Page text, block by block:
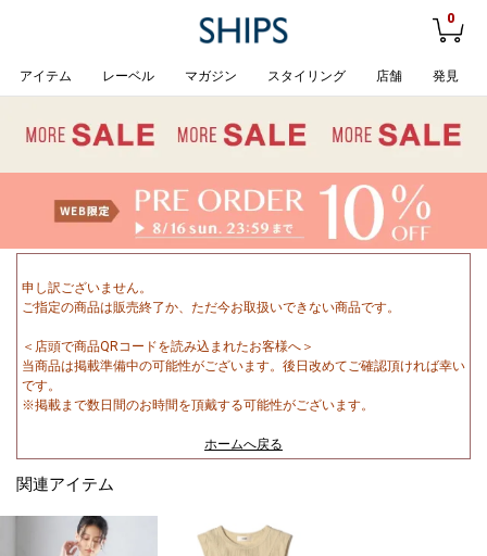
0
アイテム レーベル マガジン スタイリング 店舗 発見
申し訳ございません。
ご指定の商品は販売終了か、ただ今お取扱いできない商品です。
＜店頭で商品QRコードを読み込まれたお客様へ＞
当商品は掲載準備中の可能性がございます。後日改めてご確認頂ければ幸い
です。
※掲載まで数日間のお時間を頂戴する可能性がございます。
ホームへ戻る
関連アイテム